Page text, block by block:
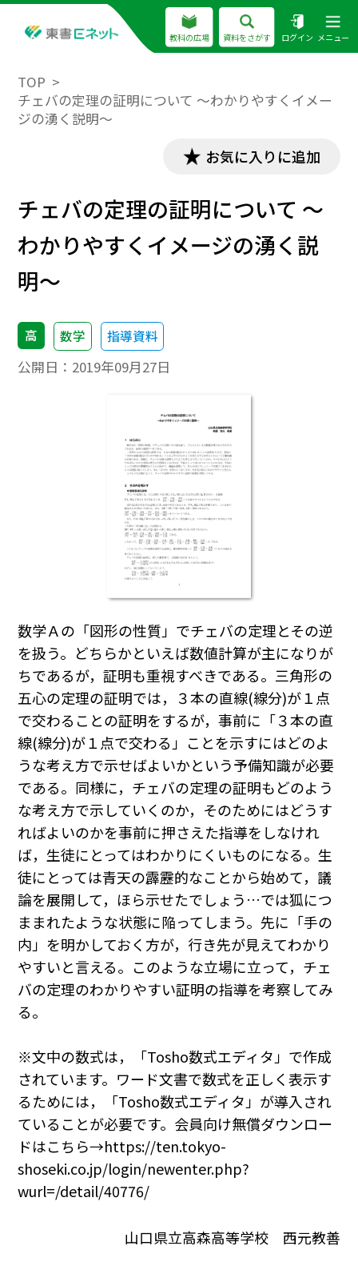
教科の広場 資料をさがす ログイン メニュー
TOP
チェバの定理の証明について ～わかりやすくイメー
ジの湧く説明～
お気に入りに追加
チェバの定理の証明について ～
わかりやすくイメージの湧く説
明～
高 数学 指導資料
公開日： 2019年09月27日
数学Ａの「図形の性質」でチェバの定理とその逆
を扱う。どちらかといえば数値計算が主になりが
ちであるが，証明も重視すべきである。三角形の
五心の定理の証明では，３本の直線(線分)が１点
で交わることの証明をするが，事前に「３本の直
線(線分)が１点で交わる」ことを示すにはどのよ
うな考え方で示せばよいかという予備知識が必要
である。同様に，チェバの定理の証明もどのよう
な考え方で示していくのか，そのためにはどうす
ればよいのかを事前に押さえた指導をしなけれ
ば，生徒にとってはわかりにくいものになる。生
徒にとっては青天の霹靂的なことから始めて，議
論を展開して，ほら示せたでしょう…では狐につ
ままれたような状態に陥ってしまう。先に「手の
内」を明かしておく方が，行き先が見えてわかり
やすいと言える。このような立場に立って，チェ
バの定理のわかりやすい証明の指導を考察してみ
る。
※文中の数式は，「Tosho数式エディタ」で作成
されています。ワード文書で数式を正しく表示す
るためには，「Tosho数式エディタ」が導入され
ていることが必要です。会員向け無償ダウンロー
ドはこちら→https://ten.tokyo-
shoseki.co.jp/login/newenter.php?
wurl=/detail/40776/
山口県立高森高等学校 西元教善